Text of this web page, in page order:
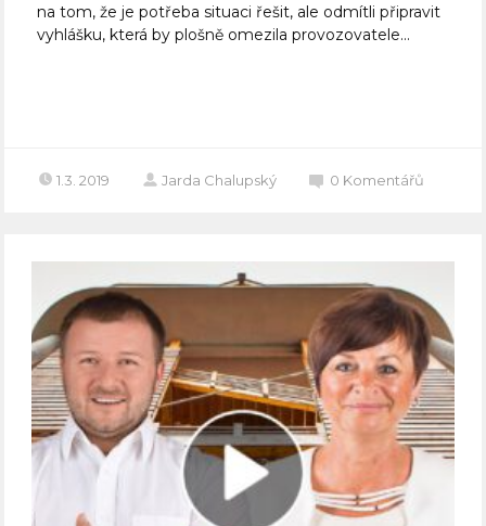
na tom, že je potřeba situaci řešit, ale odmítli připravit
vyhlášku, která by plošně omezila provozovatele...
1.3. 2019 Jarda Chalupský 0 Komentářů